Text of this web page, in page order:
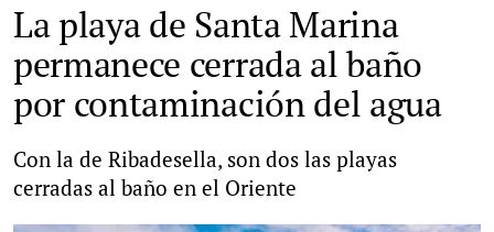
La playa de Santa Marina
permanece cerrada al baño
por contaminación del agua
Con la de Ribadesella, son dos las playas
cerradas al baño en el Oriente